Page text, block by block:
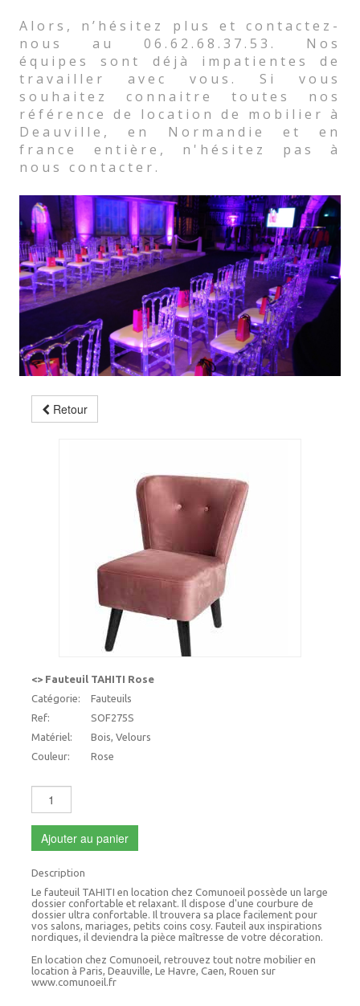
Alors, n’hésitez plus et contactez-
nous au 06.62.68.37.53. Nos
équipes sont déjà impatientes de
travailler avec vous. Si vous
souhaitez connaitre toutes nos
référence de location de mobilier à
Deauville, en Normandie et en
france entière, n'hésitez pas à
nous contacter.
Retour
<> Fauteuil TAHITI Rose
Catégorie:
Fauteuils
Ref:
SOF275S
Matériel:
Bois, Velours
Couleur:
Rose
Ajouter au panier
Description
Le fauteuil TAHITI en location chez Comunoeil possède un large
dossier confortable et relaxant. Il dispose d'une courbure de
dossier ultra confortable. Il trouvera sa place facilement pour
vos salons, mariages, petits coins cosy. Fauteil aux inspirations
nordiques, il deviendra la pièce maîtresse de votre décoration.
En location chez Comunoeil, retrouvez tout notre mobilier en
location à Paris, Deauville, Le Havre, Caen, Rouen sur
www.comunoeil.fr